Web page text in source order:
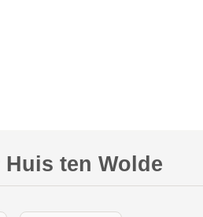
Huis ten Wolde